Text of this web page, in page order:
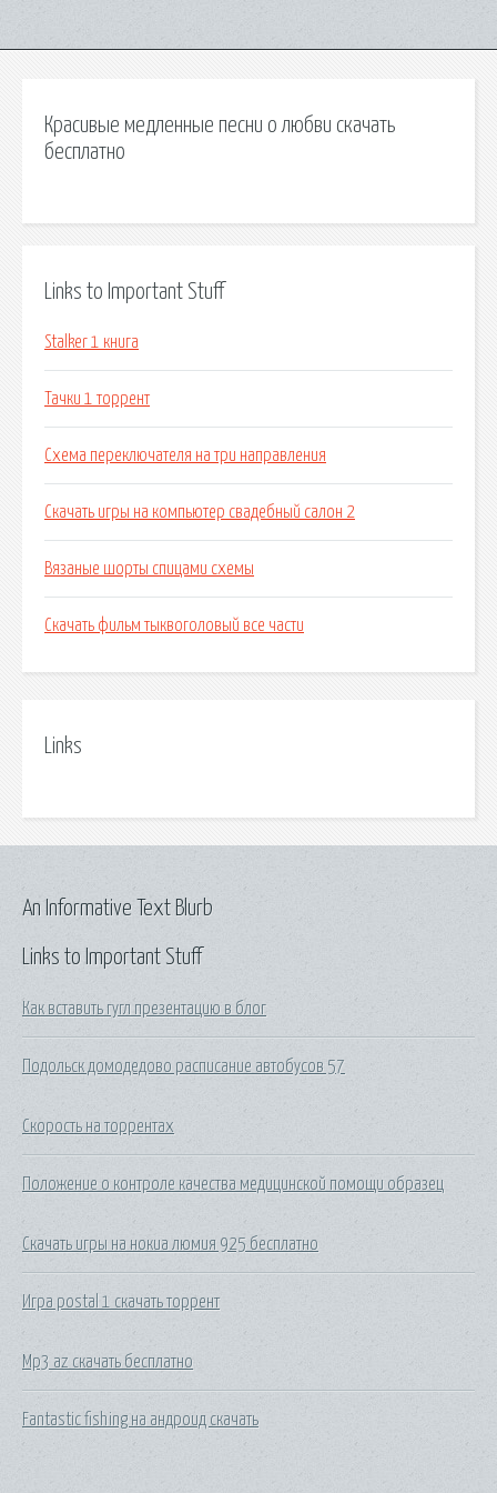
Красивые медленные песни о любви скачать
бесплатно
Links to Important Stuff
Stalker 1 книга
Тачки 1 торрент
Схема переключателя на три направления
Скачать игры на компьютер свадебный салон 2
Вязаные шорты спицами схемы
Скачать фильм тыквоголовый все части
Links
Links to Important Stuff
Как вставить гугл презентацию в блог
Подольск домодедово расписание автобусов 57
Скорость на торрентах
Положение о контроле качества медицинской помощи образец
Скачать игры на нокиа люмия 925 бесплатно
Игра postal 1 скачать торрент
Mp3 az скачать бесплатно
Fantastic fishing на андроид скачать
An Informative Text Blurb